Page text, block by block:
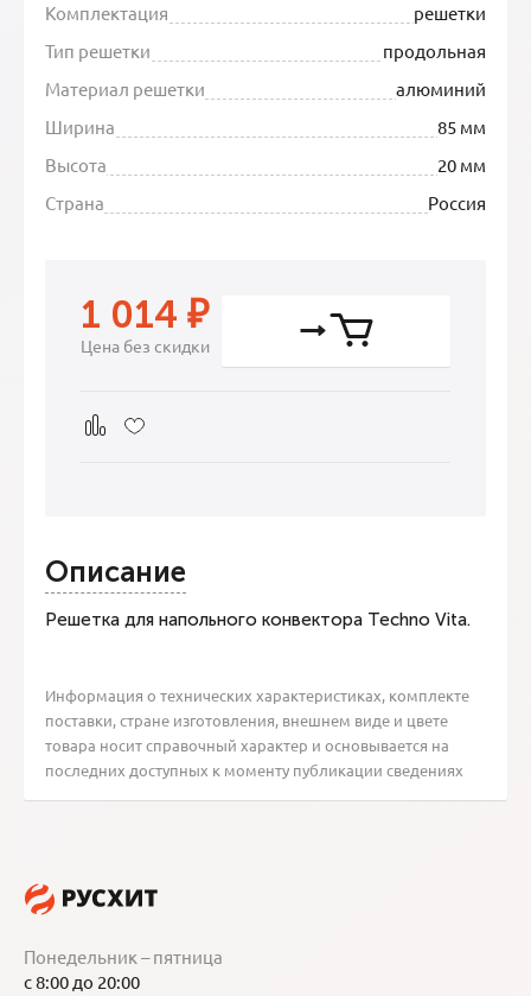
Комплектация
решетки
Тип решетки
продольная
Материал решетки
алюминий
Ширина
85 мм
Высота
20 мм
Страна
Россия
1 014 ₽
Цена без скидки
Описание
Решетка для напольного конвектора Techno Vita.
Информация о технических характеристиках, комплекте
поставки, стране изготовления, внешнем виде и цвете
товара носит справочный характер и основывается на
последних доступных к моменту публикации сведениях
Понедельник – пятница
с 8:00 до 20:00